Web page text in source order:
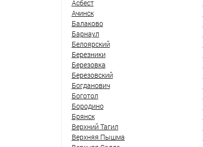
Асбест
Ачинск
Балаково
Барнаул
Белоярский
Березники
Березовка
Березовский
Богданович
Боготол
Бородино
Брянск
Верхний Тагил
Верхняя Пышма